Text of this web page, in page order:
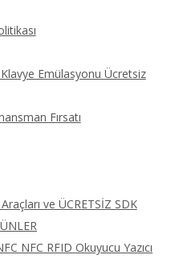
Emülasyonu Ücretsiz
Fırsatı
ve ÜCRETSİZ SDK
NFC RFID Okuyucu Yazıcı